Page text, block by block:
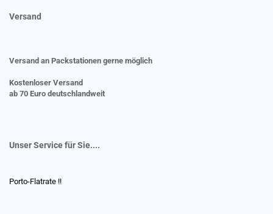
Versand
Versand an Packstationen gerne möglich
Kostenloser Versand
ab 70 Euro deutschlandweit
Unser Service für Sie....
Porto-Flatrate !!